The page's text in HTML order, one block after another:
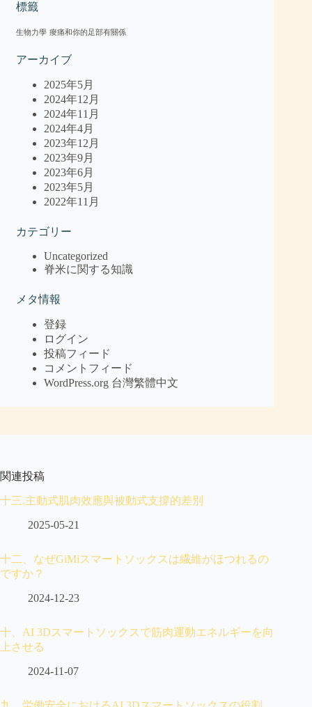
標籤
生物力學 痠痛和你的足部有關係
アーカイブ
2025年5月
2024年12月
2024年11月
2024年4月
2023年12月
2023年9月
2023年6月
2023年5月
2022年11月
カテゴリー
Uncategorized
脊米に関する知識
メタ情報
登録
ログイン
投稿フィード
コメントフィード
WordPress.org 台灣繁體中文
関連投稿
十三.主動式肌肉效應與被動式支撐的差別
2025-05-21
十二、なぜGiMiスマートソックスは繊維がほつれるの
ですか？
2024-12-23
十、AI 3Dスマートソックスで筋肉運動エネルギーを向
上させる
2024-11-07